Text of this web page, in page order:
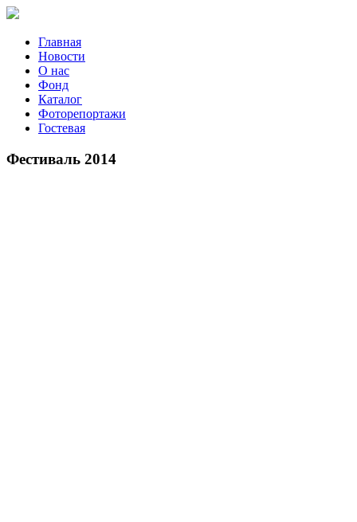
Главная
Новости
О нас
Фонд
Каталог
Фоторепортажи
Гостевая
Фестиваль 2014